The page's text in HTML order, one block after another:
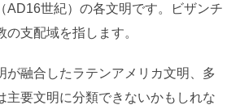
AD16世紀）の各文明です。ビザンチ
の支配域を指します。
が融合したラテンアメリカ文明、多
主要文明に分類できないかもしれな